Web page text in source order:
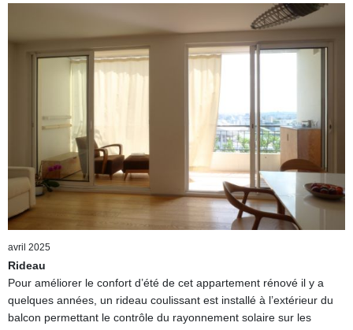
avril 2025
Rideau
Pour améliorer le confort d’été de cet appartement rénové il y a
quelques années, un rideau coulissant est installé à l’extérieur du
balcon permettant le contrôle du rayonnement solaire sur les